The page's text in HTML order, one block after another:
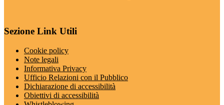
Sezione Link Utili
Cookie policy
Note legali
Informativa Privacy
Ufficio Relazioni con il Pubblico
Dichiarazione di accessibilità
Obiettivi di accessibilità